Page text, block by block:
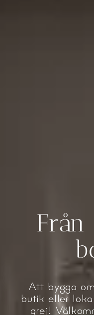
Att bygga
butik eller
grej!